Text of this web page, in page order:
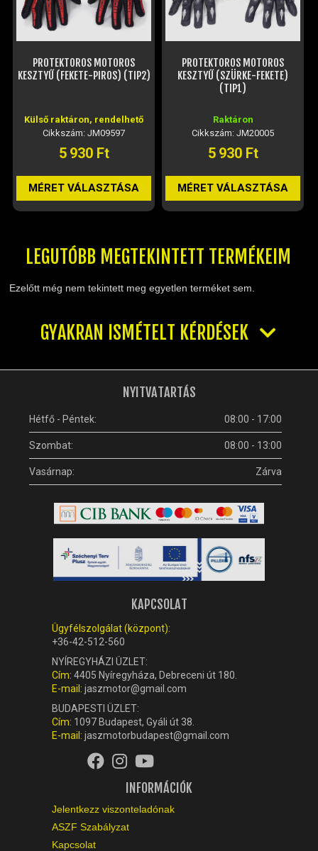
PROTEKTOROS MOTOROS
(FEKETE-PIROS) (TIP2)
Külső raktáron, rendelhető
Cikkszám: JM09597
5 930 Ft
MÉRET VÁLASZTÁSA
PROTEKTOROS MOTOROS
KESZTYŰ (SZÜRKE-FEKETE)
(TIP1)
Raktáron
Cikkszám: JM20005
5 930 Ft
MÉRET VÁLASZTÁSA
LEGUTÓBB MEGTEKINTETT TERMÉKEIM
Ezelőtt még nem tekintett meg egyetlen terméket sem.
GYAKRAN ISMÉTELT KÉRDÉSEK
NYITVATARTÁS
Hétfő - Péntek: 08:00 - 17:00
Szombat: 08:00 - 13:00
Vasárnap: Zárva
KAPCSOLAT
Ügyfélszolgálat (központ):
+36-42-512-560
NYÍREGYHÁZI ÜZLET:
Cím: 4405 Nyíregyháza, Debreceni út 180.
E-mail: jaszmotor@gmail.com
BUDAPESTI ÜZLET:
Cím: 1097 Budapest, Gyáli út 38.
E-mail: jaszmotorbudapest@gmail.com
INFORMÁCIÓK
Jelentkezz viszonteladónak
ASZF Szabályzat
Kapcsolat